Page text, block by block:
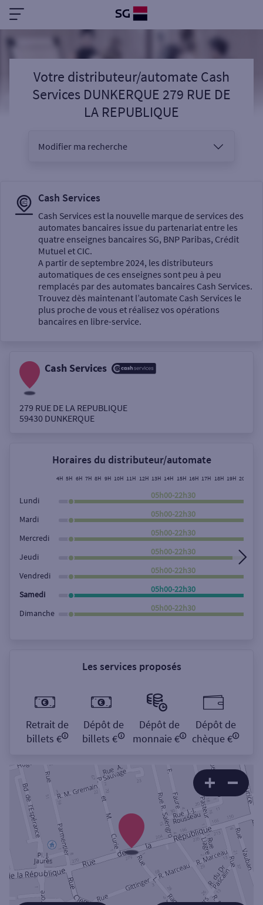
Votre distributeur/automate Cash
Services DUNKERQUE 279 RUE DE
LA REPUBLIQUE
Modifier ma recherche
Sélectionnez votre recherche
Un service
Autour de moi
Rue
Rechercher
Cash Services
Cash Services est la nouvelle marque de services des
automates bancaires issue du partenariat entre les
quatre enseignes bancaires SG, BNP Paribas, Crédit
Mutuel et CIC.
A partir de septembre 2024, les distributeurs
automatiques de ces enseignes sont peu à peu
remplacés par des automates bancaires Cash Services.
Trouvez dès maintenant l’automate Cash Services le
plus proche de vous et réalisez vos opérations
bancaires en libre-service.
Cash Services
279 RUE DE LA REPUBLIQUE
59430 DUNKERQUE
Horaires du distributeur/automate
4H 5H 6H 7H 8H 9H 10H 11H 12H 13H 14H 15H 16H 17H 18H 19H 20H
Lundi
05h00-22h30
Mardi
05h00-22h30
Mercredi
05h00-22h30
Jeudi
05h00-22h30
Vendredi
05h00-22h30
Samedi
05h00-22h30
Dimanche
05h00-22h30
Les services proposés
Retrait de
billets €
Dépôt de
billets €
Dépôt de
monnaie €
Dépôt de
chèque €